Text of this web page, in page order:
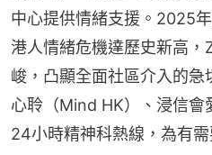
中心提供情緒支援。2025
港人情緒危機達歷史新高，
峻，凸顯全面社區介入的
心聆（Mind HK）、浸信會
24小時精神科熱線，為有